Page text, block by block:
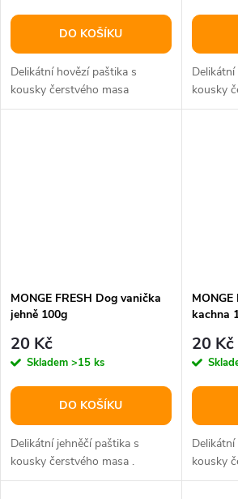
DO KOŠÍKU
Delikátní hovězí paštika s
kousky čerstvého masa
kousky
MONGE FRESH Dog vanička
jehně 100g
20 Kč
Skladem >15 ks
DO KOŠÍKU
Delikátní jehněčí paštika s
kousky čerstvého masa .
kachna
20 Kč
kousky